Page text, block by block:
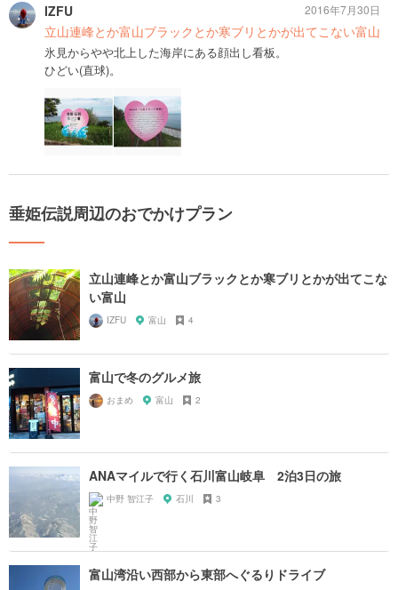
IZFU
立山連峰とか富山ブラックとか寒ブリとかが出てこない富山
氷見からやや北上した海岸にある顔出し看板。
ひどい(直球)。
2016年7月30日
垂姫伝説周辺のおでかけプラン
立山連峰とか富山ブラックとか寒ブリとかが出てこな
い富山
IZFU 富山 4
富山で冬のグルメ旅
おまめ 富山 2
ANAマイルで行く石川富山岐阜 2泊3日の旅
中野 智江子 石川 3
富山湾沿い西部から東部へぐるりドライブ